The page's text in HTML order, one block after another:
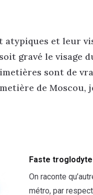
atypiques et leur
gravé le visage
sont de
de
Faste troglodyte
On raconte
métro, par